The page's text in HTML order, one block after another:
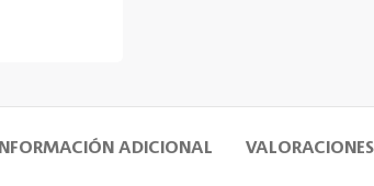
INFORMACIÓN ADICIONAL